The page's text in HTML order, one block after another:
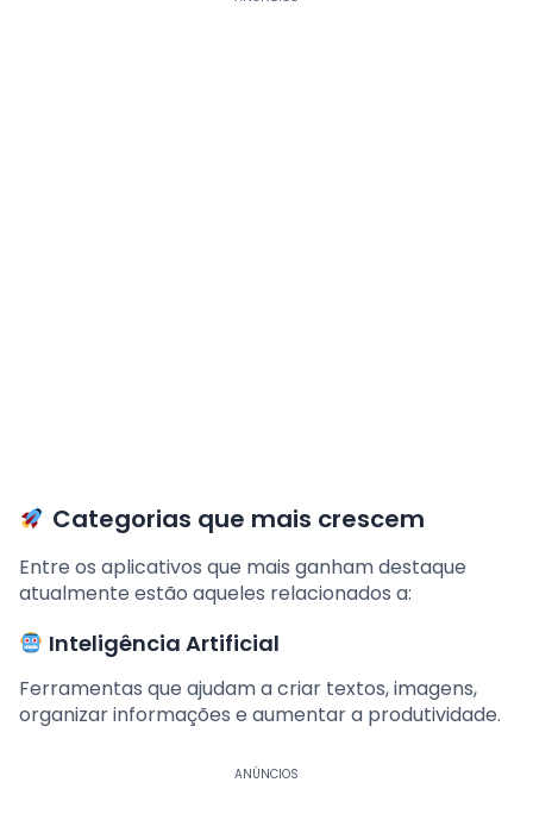
Categorias que mais crescem
Entre os aplicativos que mais ganham destaque
atualmente estão aqueles relacionados a:
Inteligência Artificial
Ferramentas que ajudam a criar textos, imagens,
organizar informações e aumentar a produtividade.
ANÚNCIOS